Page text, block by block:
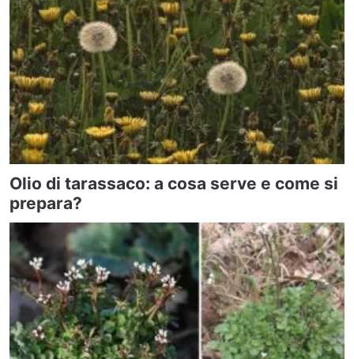
Olio di tarassaco: a cosa serve e come si
prepara?